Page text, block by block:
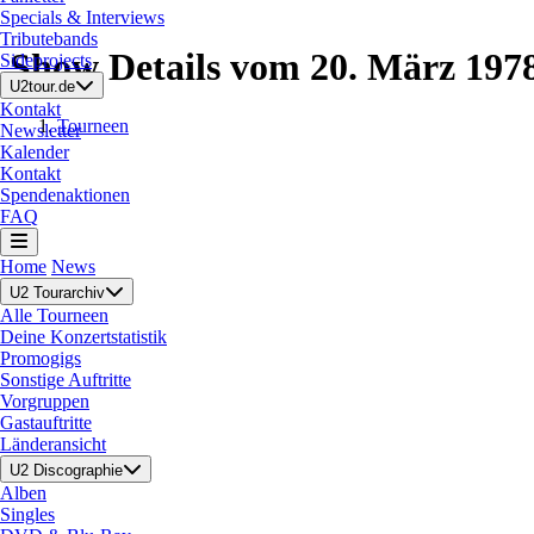
Specials & Interviews
Tributebands
Sideprojects
U2tour.de
Kontakt
Newsletter
Kalender
Kontakt
Spendenaktionen
FAQ
Home News
U2 Tourarchiv
Alle Tourneen
Deine Konzertstatistik
Promogigs
Sonstige Auftritte
Vorgruppen
Gastauftritte
Länderansicht
U2 Discographie
Alben
Singles
Show Details vom 20. März
Tourneen